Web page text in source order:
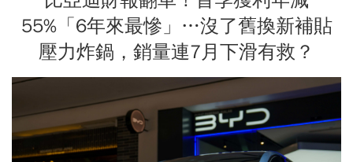
55%「6年來最慘」…沒了舊換新補貼
壓力炸鍋，銷量連7月下滑有救？